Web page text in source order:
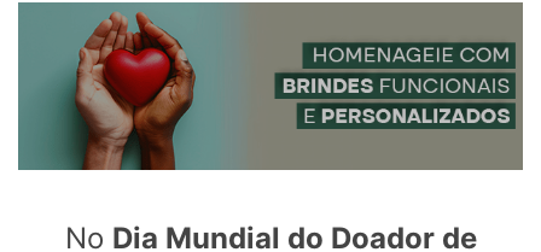
No Dia Mundial do Doador de